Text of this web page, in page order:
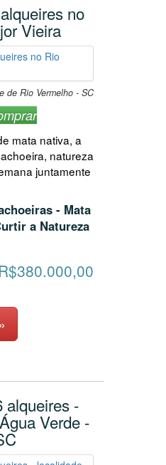
no
Vieira
de Rio Vermelho - SC
mata nativa, a
natureza
juntamente
- Mata
a Natureza
R$380.000,00
alqueires -
Verde -